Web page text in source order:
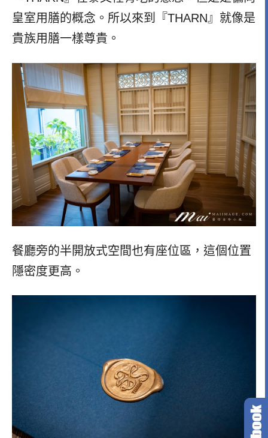
皇室用膳的概念。所以來到『THARN』就像是
貴族用膳一樣尊貴。
餐廳旁的半開放式空間也有座位區，這個位置
隱密度更高。